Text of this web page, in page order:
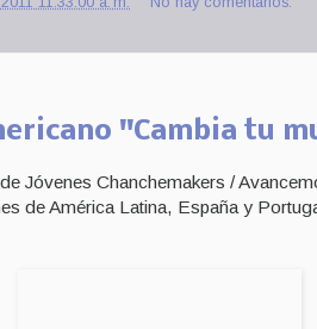
"Cambia tu
Jóvenes Chanchemakers /
de América Latina, España y